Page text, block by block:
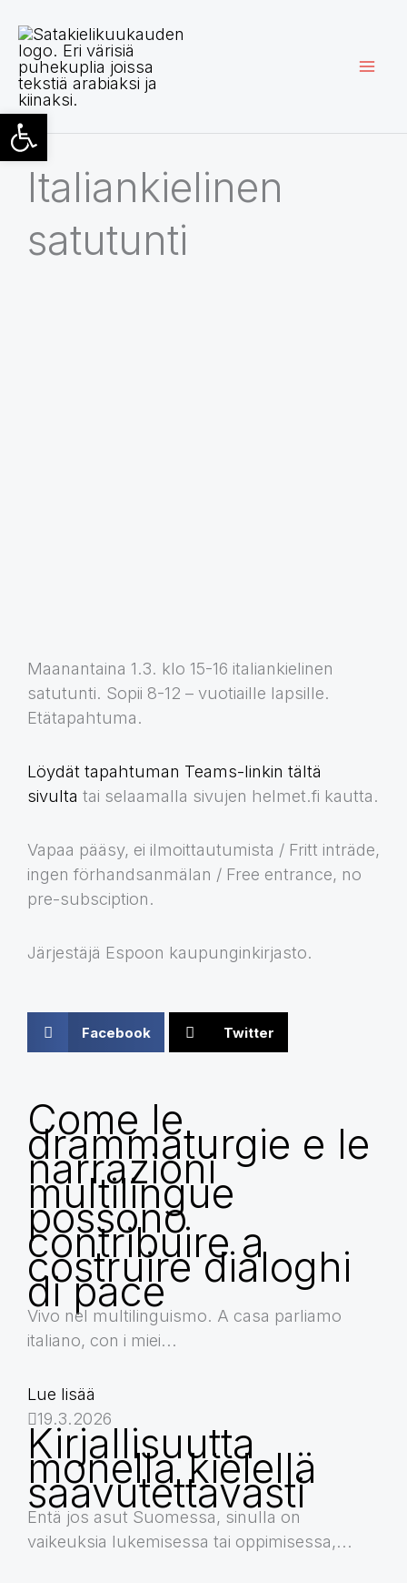
sisältöön
Italiankielinen
satutunti
Maanantaina 1.3. klo 15-16 italiankielinen
satutunti. Sopii 8-12 – vuotiaille lapsille.
Etätapahtuma.
Löydät tapahtuman Teams-linkin tältä
sivulta tai selaamalla sivujen helmet.fi kautta.
Vapaa pääsy, ei ilmoittautumista / Fritt inträde,
ingen förhandsanmälan / Free entrance, no
pre-subsciption.
Järjestäjä Espoon kaupunginkirjasto.
Facebook Twitter
Come le
drammaturgie e le
narrazioni
multilingue
possono
contribuire a
costruire dialoghi
di pace
Vivo nel multilinguismo. A casa parliamo
italiano, con i miei...
Lue lisää
19.3.2026
Kirjallisuutta
monella kielellä
saavutettavasti
Entä jos asut Suomessa, sinulla on
vaikeuksia lukemisessa tai oppimisessa,...
Open toolbar